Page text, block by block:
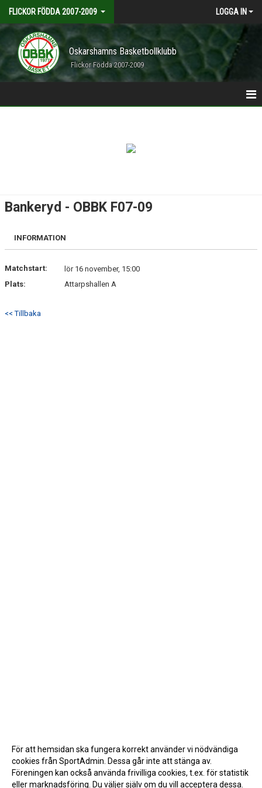
FLICKOR FÖDDA 2007-2009 LOGGA IN
Oskarshamns Basketbollklubb
Flickor Födda 2007-2009
Bankeryd - OBBK F07-09
INFORMATION
Matchstart:
lör 16 november, 15:00
Plats:
Attarpshallen A
<< Tillbaka
För att hemsidan ska fungera korrekt använder vi nödvändiga
cookies från SportAdmin. Dessa går inte att stänga av.
Föreningen kan också använda frivilliga cookies, t.ex. för statistik
eller marknadsföring. Du väljer själv om du vill acceptera dessa.